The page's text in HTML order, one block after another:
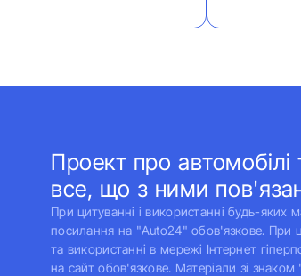
Проект про автомобілі
все, що з ними
При цитуванні і використанні будь-яких
посилання на "Auto24" обов'язкове. При
та використанні в мережі Інтернет
на сайт обов'язкове. Матеріали зі